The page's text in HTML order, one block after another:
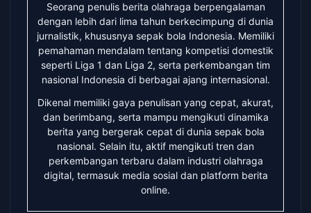
Seorang penulis berita olahraga berpengalaman
dengan lebih dari lima tahun berkecimpung di dunia
jurnalistik, khususnya sepak bola Indonesia. Memiliki
pemahaman mendalam tentang kompetisi domestik
seperti Liga 1 dan Liga 2, serta perkembangan tim
nasional Indonesia di berbagai ajang internasional.
Dikenal memiliki gaya penulisan yang cepat, akurat,
dan berimbang, serta mampu mengikuti dinamika
berita yang bergerak cepat di dunia sepak bola
nasional. Selain itu, aktif mengikuti tren dan
perkembangan terbaru dalam industri olahraga
digital, termasuk media sosial dan platform berita
online.